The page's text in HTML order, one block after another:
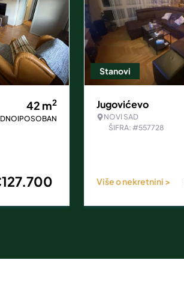
42 m2
127.700
Stanovi
Jugovićevo
NOVI SAD
ŠIFRA: #557728
Više o nekretnini >